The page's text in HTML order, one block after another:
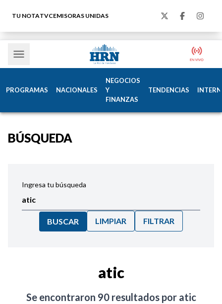
TU NOTATVCEMISORAS UNIDAS
PROGRAMAS NACIONALES
NEGOCIOS
Y
FINANZAS
TENDENCIAS
BÚSQUEDA
Ingresa tu búsqueda
BUSCAR LIMPIAR FILTRAR
atic
Se encontraron 90resultados por atic